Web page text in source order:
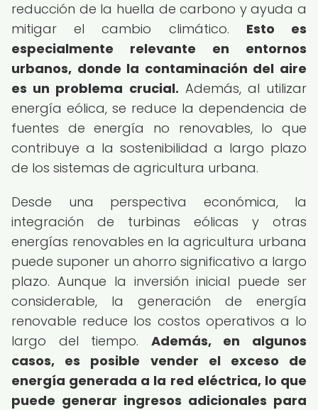
reducción de la huella de carbono y ayuda a
mitigar el cambio climático. Esto es
especialmente relevante en entornos
urbanos, donde la contaminación del aire
es un problema crucial. Además, al utilizar
energía eólica, se reduce la dependencia de
fuentes de energía no renovables, lo que
contribuye a la sostenibilidad a largo plazo
de los sistemas de agricultura urbana.
Desde una perspectiva económica, la
integración de turbinas eólicas y otras
energías renovables en la agricultura urbana
puede suponer un ahorro significativo a largo
plazo. Aunque la inversión inicial puede ser
considerable, la generación de energía
renovable reduce los costos operativos a lo
largo del tiempo. Además, en algunos
casos, es posible vender el exceso de
energía generada a la red eléctrica, lo que
puede generar ingresos adicionales para